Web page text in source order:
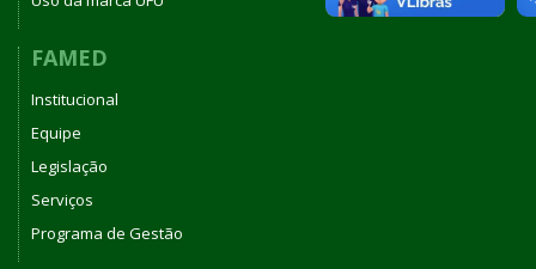
FAMED
Institucional
Equipe
Legislação
Serviços
Programa de Gestão